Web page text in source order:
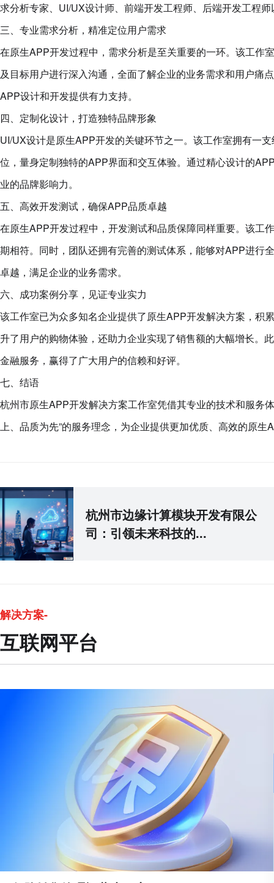
求分析专家、UI/UX设计师、前端开发工程师、后端开发工程
三、专业需求分析，精准定位用户需求
在原生APP开发过程中，需求分析是至关重要的一环。该工作
及目标用户进行深入沟通，全面了解企业的业务需求和用户痛
APP设计和开发提供有力支持。
四、定制化设计，打造独特品牌形象
UI/UX设计是原生APP开发的关键环节之一。该工作室拥有一
位，量身定制独特的APP界面和交互体验。通过精心设计的
业的品牌影响力。
五、高效开发测试，确保APP品质卓越
在原生APP开发过程中，开发测试和品质保障同样重要。该工
期相符。同时，团队还拥有完善的测试体系，能够对APP进行
卓越，满足企业的业务需求。
六、成功案例分享，见证专业实力
该工作室已为众多知名企业提供了原生APP开发解决方案，积
升了用户的购物体验，还助力企业实现了销售额的大幅增长。
金融服务，赢得了广大用户的信赖和好评。
七、结语
杭州市原生APP开发解决方案工作室凭借其专业的技术和服务
上、品质为先”的服务理念，为企业提供更加优质、高效的原
杭州市边缘计算模块开发有限公
司：引领未来科技的...
解决方案-
互联网平台